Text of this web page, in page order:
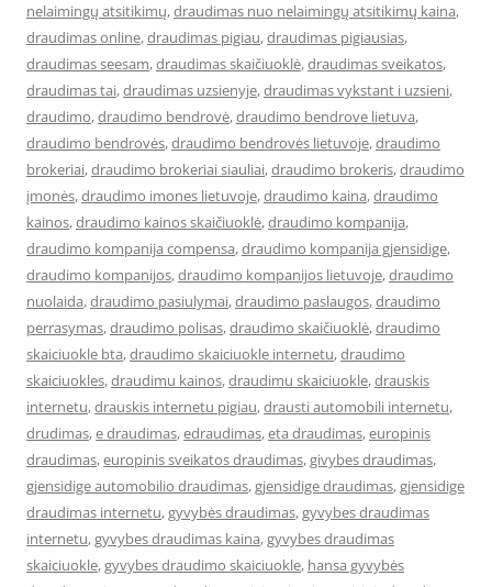
nelaimingų atsitikimų,draudimas nuo nelaimingų atsitikimų kaina,
draudimas online,draudimas pigiau,draudimas pigiausias,
draudimas seesam,draudimas skaičiuoklė,draudimas sveikatos,
draudimas tai,draudimas uzsienyje,draudimas vykstant i uzsieni,
draudimo,draudimo bendrovė,draudimo bendrove lietuva,
draudimo bendrovės,draudimo bendrovės lietuvoje,draudimo
brokeriai,draudimo brokeriai siauliai,draudimo brokeris,draudimo
įmonės,draudimo imones lietuvoje,draudimo kaina,draudimo
kainos,draudimo kainos skaičiuoklė,draudimo kompanija,
draudimo kompanija compensa,draudimo kompanija gjensidige,
draudimo kompanijos,draudimo kompanijos lietuvoje,draudimo
nuolaida,draudimo pasiulymai,draudimo paslaugos,draudimo
perrasymas,draudimo polisas,draudimo skaičiuoklė,draudimo
skaiciuokle bta,draudimo skaiciuokle internetu,draudimo
skaiciuokles,draudimu kainos,draudimu skaiciuokle,drauskis
internetu,drauskis internetu pigiau,drausti automobili internetu,
drudimas,e draudimas,edraudimas,eta draudimas,europinis
draudimas,europinis sveikatos draudimas,givybes draudimas,
gjensidige automobilio draudimas,gjensidige draudimas,gjensidige
draudimas internetu,gyvybės draudimas,gyvybes draudimas
internetu,gyvybes draudimas kaina,gyvybes draudimas
skaiciuokle,gyvybes draudimo skaiciuokle, hansa gyvybės